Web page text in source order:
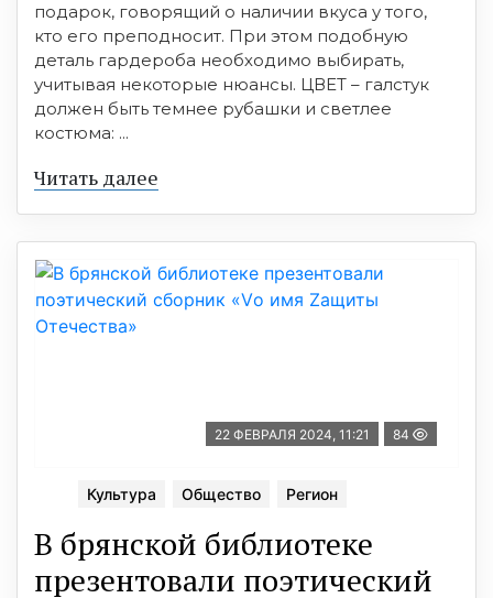
подарок, говорящий о наличии вкуса у того,
кто его преподносит. При этом подобную
деталь гардероба необходимо выбирать,
учитывая некоторые нюансы. ЦВЕТ – галстук
должен быть темнее рубашки и светлее
костюма: ...
Читать далее
22 ФЕВРАЛЯ 2024, 11:21 84
Культура Общество Регион
В брянской библиотеке
презентовали поэтический